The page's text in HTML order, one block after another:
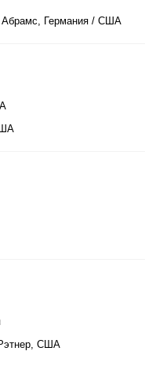
Германия / США
США